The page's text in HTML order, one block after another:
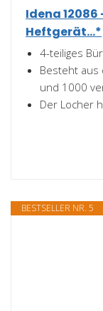
Idena
Heftgerät...*
4-teiliges
Besteht aus
und 1000
Der Locher
BESTSELLER NR. 5